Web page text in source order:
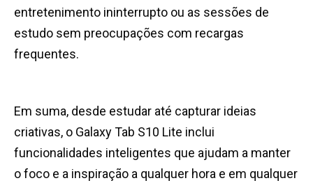
entretenimento ininterrupto ou as sessões de
estudo sem preocupações com recargas
frequentes.
Em suma, desde estudar até capturar ideias
criativas, o Galaxy Tab S10 Lite inclui
funcionalidades inteligentes que ajudam a manter
o foco e a inspiração a qualquer hora e em qualquer